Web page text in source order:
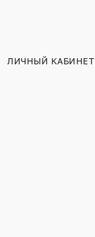
ЛИЧНЫЙ КАБИНЕТ